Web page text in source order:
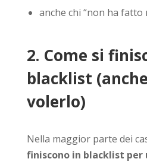
anche chi “non ha fatto
2. Come si
blacklist
volerlo)
Nella maggior parte dei
finiscono in blacklist per